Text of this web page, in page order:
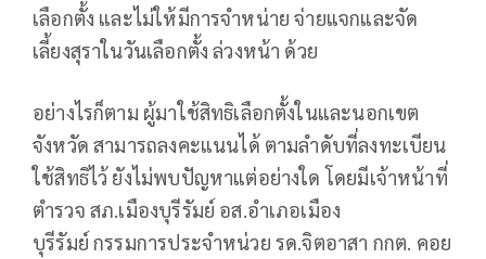
เลือกตั้ง และไม่ให้มีการจำหน่าย จ่ายแจกและจัด
เลี้ยงสุราในวันเลือกตั้ง ล่วงหน้า ด้วย
อย่างไรก็ตาม ผู้มาใช้สิทธิเลือกตั้งในและนอกเขต
จังหวัด สามารถลงคะแนนได้ ตามลำดับที่ลงทะเบียน
ใช้สิทธิไว้ ยังไม่พบปัญหาแต่อย่างใด โดยมีเจ้าหน้าที่
ตำรวจ สภ.เมืองบุรีรัมย์ อส.อำเภอเมือง
บุรีรัมย์ กรรมการประจำหน่วย รด.จิตอาสา กกต. คอย